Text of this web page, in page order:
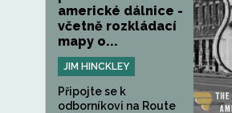
americké dálnice -
včetně rozkládací
mapy o...
JIM HINCKLEY
Připojte se k
odborníkovi na Route